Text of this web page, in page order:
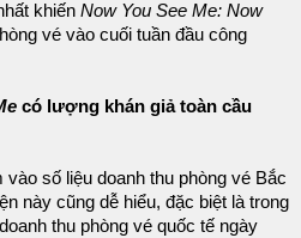
khiến Now You See Me: Now
vé vào cuối tuần đầu công
có lượng khán giả toàn cầu
số liệu doanh thu phòng vé Bắc
này cũng dễ hiểu, đặc biệt là trong
thu phòng vé quốc tế ngày